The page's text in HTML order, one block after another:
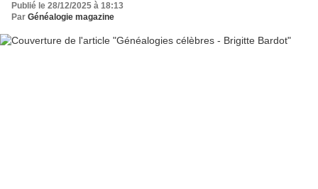
Publié le 28/12/2025 à 18:13
Par Généalogie magazine